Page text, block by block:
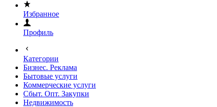
Избранное
Профиль
Категории
Бизнес. Реклама
Бытовые услуги
Коммерческие услуги
Сбыт. Опт. Закупки
Недвижимость